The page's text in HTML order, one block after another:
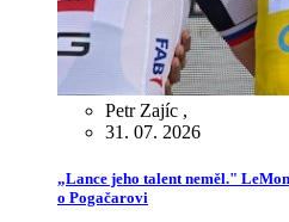
Petr Zajíc ,
31. 07. 2026
„Lance jeho talent neměl."
o Pogačarovi